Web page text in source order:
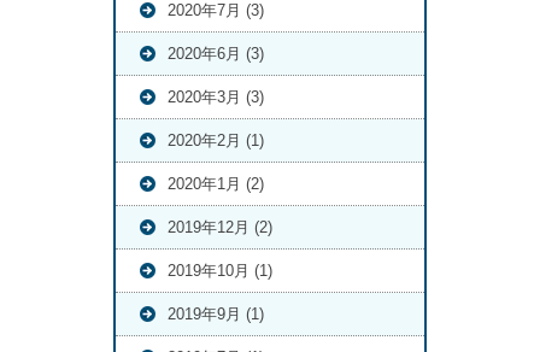
2020年7月 (3)
2020年6月 (3)
2020年3月 (3)
2020年2月 (1)
2020年1月 (2)
2019年12月 (2)
2019年10月 (1)
2019年9月 (1)